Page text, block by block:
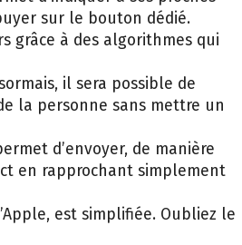
sur le bouton dédié.
grâce à des algorithmes qui
il sera possible de
la personne sans mettre un
d’envoyer, de manière
en rapprochant simplement
est simplifiée. Oubliez le